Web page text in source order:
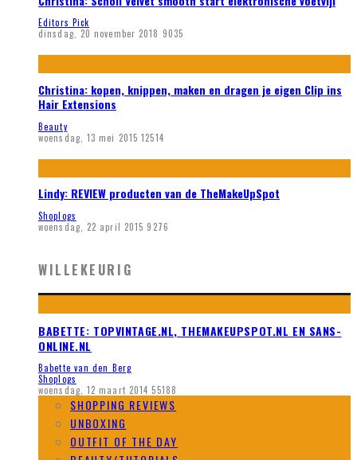
Editors Pick
dinsdag, 20 november 2018 9035
Christina: kopen, knippen, maken en dragen je eigen Clip ins
Hair Extensions
Beauty
woensdag, 13 mei 2015 12514
Lindy: REVIEW producten van de TheMakeUpSpot
Shoplogs
woensdag, 22 april 2015 9276
WILLEKEURIG
BABETTE: TOPVINTAGE.NL, THEMAKEUPSPOT.NL EN SANS-
ONLINE.NL
Babette van den Berg
Shoplogs
woensdag, 12 maart 2014 55188
SHOPPING REVIEWS
UNBOXING
OUTFIT OF THE DAY